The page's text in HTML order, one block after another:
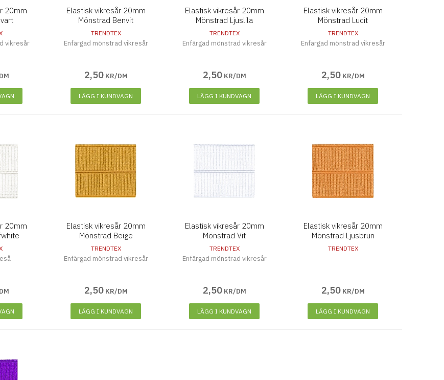
20mm
vikresår
Elastisk vikresår 20mm
Mönstrad Benvit
TRENDTEX
Enfärgad mönstrad vikresår
2,50 KR/DM
LÄGG I KUNDVAGN
Elastisk vikresår 20mm
Mönstrad Ljuslila
TRENDTEX
Enfärgad mönstrad vikresår
2,50 KR/DM
LÄGG I KUNDVAGN
Elastisk vikresår 20mm
Mönstrad Lucit
TRENDTEX
Enfärgad mönstrad vikresår
2,50 KR/DM
LÄGG I KUNDVAGN
20mm
Elastisk vikresår 20mm
Mönstrad Beige
TRENDTEX
Enfärgad mönstrad vikresår
2,50 KR/DM
LÄGG I KUNDVAGN
Elastisk vikresår 20mm
Mönstrad Vit
TRENDTEX
Enfärgad mönstrad vikresår
2,50 KR/DM
LÄGG I KUNDVAGN
Elastisk vikresår 20mm
Mönstrad Ljusbrun
TRENDTEX
2,50 KR/DM
LÄGG I KUNDVAGN